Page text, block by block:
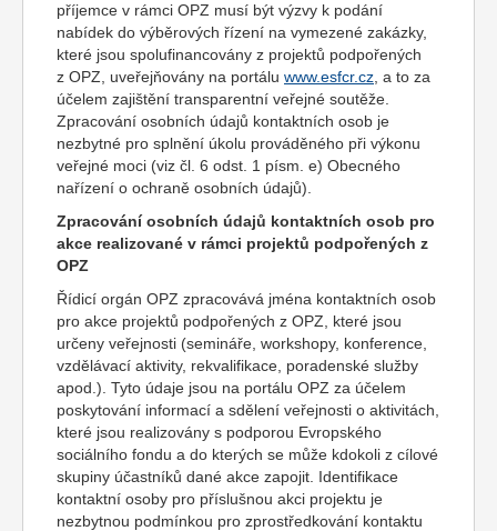
příjemce v rámci OPZ musí být výzvy k podání
nabídek do výběrových řízení na vymezené zakázky,
které jsou spolufinancovány z projektů podpořených
z OPZ, uveřejňovány na portálu www.esfcr.cz , a to za
účelem zajištění transparentní veřejné soutěže.
Zpracování osobních údajů kontaktních osob je
nezbytné pro splnění úkolu prováděného při výkonu
veřejné moci (viz čl. 6 odst. 1 písm. e) Obecného
nařízení o ochraně osobních údajů).
Zpracování osobních údajů kontaktních osob pro
akce realizované v rámci projektů podpořených z
OPZ
Řídicí orgán OPZ zpracovává jména kontaktních osob
pro akce projektů podpořených z OPZ, které jsou
určeny veřejnosti (semináře, workshopy, konference,
vzdělávací aktivity, rekvalifikace, poradenské služby
apod.). Tyto údaje jsou na portálu OPZ za účelem
poskytování informací a sdělení veřejnosti o aktivitách,
které jsou realizovány s podporou Evropského
sociálního fondu a do kterých se může kdokoli z cílové
skupiny účastníků dané akce zapojit. Identifikace
kontaktní osoby pro příslušnou akci projektu je
nezbytnou podmínkou pro zprostředkování kontaktu